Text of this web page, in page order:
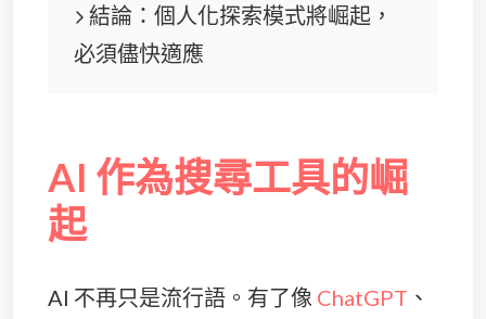
結論：個人化探索模式將崛起，
必須儘快適應
AI 作為搜尋工具的崛
起
AI 不再只是流行語。有了像 ChatGPT 、